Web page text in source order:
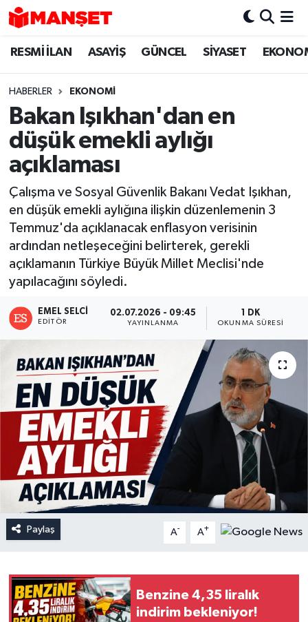
RESMİ İLAN ASAYİŞ GÜNCEL SİYASET
HABERLER EKONOMİ
Bakan Işıkhan'dan en
düşük emekli aylığı
açıklaması
Çalışma ve Sosyal Güvenlik Bakanı Vedat Işıkhan,
en düşük emekli aylığına ilişkin düzenlemenin 3
Temmuz'da açıklanacak enflasyon verisinin
ardından netleşeceğini belirterek, gerekli
açıklamanın Türkiye Büyük Millet Meclisi'nde
yapılacağını söyledi.
EMEL SELCI
EDITÖR
02.07.2026 - 09:45
YAYINLANMA
1 DK
OKUNMA SÜRESI
Paylaş A- A+
Benzine 4,35 liralık
indirim bekleniyor!
Hava Durumu
Trafik Durumu
Süper Lig Puan Durumu ve Fikstür
Tüm Manşetler
Son Dakika Haberleri
Haber Arşivi